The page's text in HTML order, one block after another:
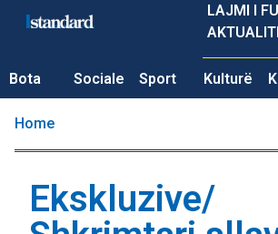
LAJMI I
Bota Sociale Sport Kulturë
Home
Ekskluzive/